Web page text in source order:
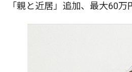
「親と近居」追加、最大60万